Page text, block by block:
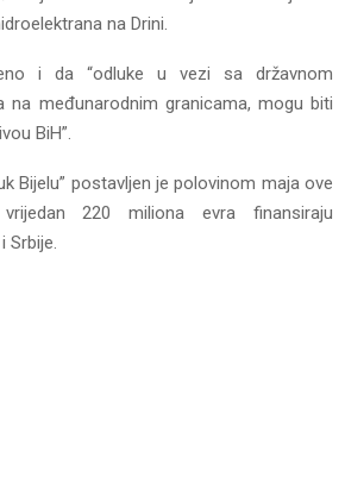
na Drini.
i da “odluke u vezi sa državnom
na međunarodnim granicama, mogu biti
BiH”.
Bijelu” postavljen je polovinom maja ove
220 miliona evra finansiraju
Srbije.